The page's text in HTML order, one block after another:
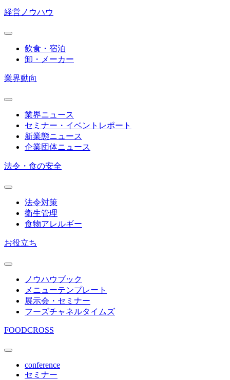
経営ノウハウ
飲食・宿泊
卸・メーカー
業界動向
業界ニュース
セミナー・イベントレポート
新業態ニュース
企業団体ニュース
法令・食の安全
法令対策
衛生管理
食物アレルギー
お役立ち
ノウハウブック
メニューテンプレート
展示会・セミナー
フーズチャネルタイムズ
FOODCROSS
conference
セミナー